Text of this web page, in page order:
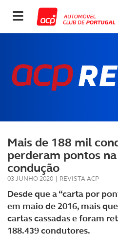
Mais de 188 mil
perderam pontos
condução
03 JUNHO 2020 | REVISTA ACP
Desde que a “carta por
em maio de 2016, mais
cartas cassadas e foram
188.439 condutores.